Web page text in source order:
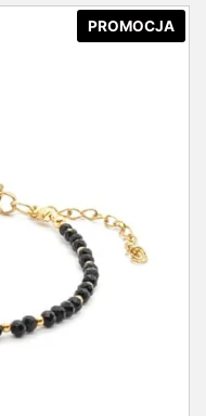
PROMOCJA